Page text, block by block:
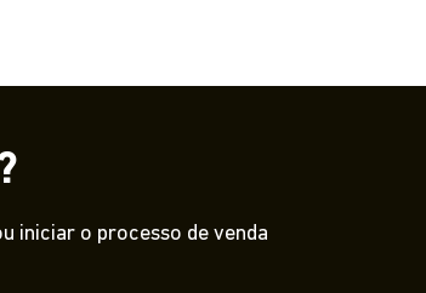
iniciar o processo de venda